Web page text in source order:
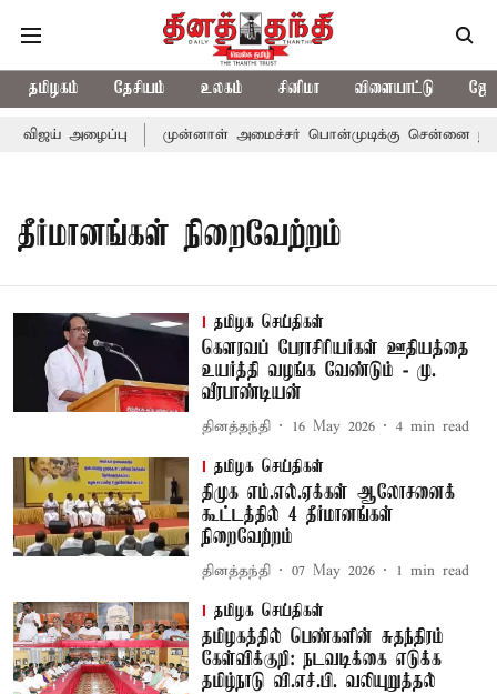
தமிழகம் தேசியம் உலகம் சினிமா விளையாட்டு
விஜய் அழைப்பு முன்னாள் அமைச்சர் பொன்முடிக்கு சென்னை
தீர்மானங்கள் நிறைவேற்றம்
தமிழக செய்திகள்
கௌரவப் பேராசிரியர்கள் ஊதியத்தை
உயர்த்தி வழங்க வேண்டும் - மு.
வீரபாண்டியன்
தினத்தந்தி 16 May 2026 4 min read
தமிழக செய்திகள்
திமுக எம்.எல்.ஏக்கள் ஆலோசனைக்
கூட்டத்தில் 4 தீர்மானங்கள்
நிறைவேற்றம்
தினத்தந்தி 07 May 2026 1 min read
தமிழக செய்திகள்
தமிழகத்தில் பெண்களின் சுதந்திரம்
கேள்விக்குறி: நடவடிக்கை எடுக்க
தமிழ்நாடு வி.எச்.பி. வலியுறுத்தல்